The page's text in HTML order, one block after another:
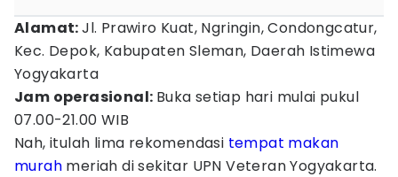
Alamat:Jl. Prawiro Kuat, Ngringin, Condongcatur,
Kec. Depok, Kabupaten Sleman, Daerah Istimewa
Yogyakarta
Jam operasional: Buka setiap hari mulai pukul
07.00-21.00 WIB
Nah, itulah lima rekomendasi tempat makan
murah meriah di sekitar UPN Veteran Yogyakarta.